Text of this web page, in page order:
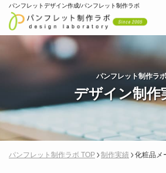
パンフレットデザイン作成/パンフレット制作ラボ
パンフレット制作ラボ
デザイン制作
パンフレット制作ラボ TOP 制作実績 化粧品メ